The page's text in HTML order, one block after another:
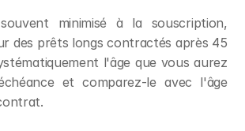
minimisé à la souscription,
des prêts longs contractés après 45
l'âge que vous aurez
et comparez-le avec l'âge